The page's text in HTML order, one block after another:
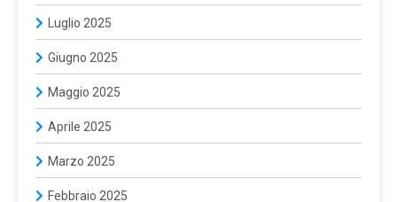
Luglio 2025
Giugno 2025
Maggio 2025
Aprile 2025
Marzo 2025
Febbraio 2025